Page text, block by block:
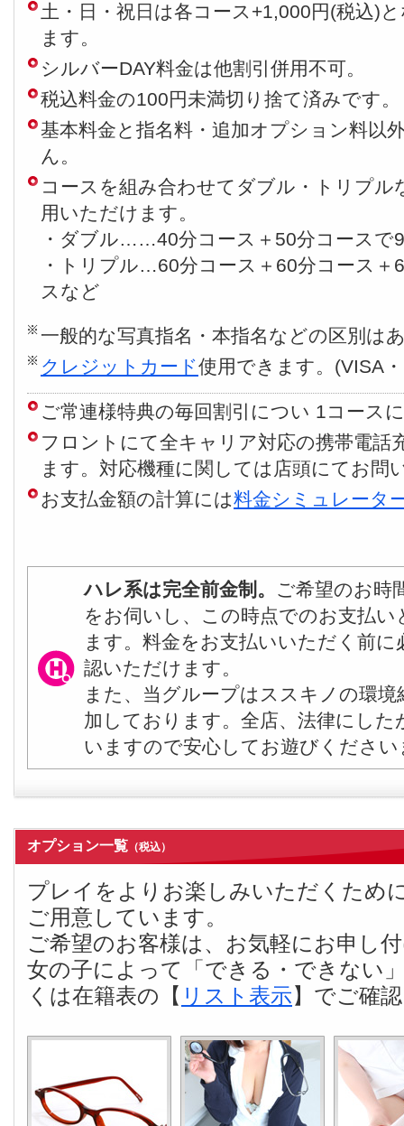
土・日・祝日は各コース+1,000円(税込)
ます。
シルバーDAY料金は他割引併用不可。
税込料金の100円未満切り捨て済みです。
基本料金と指名料・追加オプション料以
ん。
コースを組み合わせてダブル・トリプル
用いただけます。
・ダブル……40分コース＋50分コースで
・トリプル…60分コース＋60分コース＋
スなど
一般的な写真指名・本指名などの区別は
クレジットカード使用できます。(VISA
ご常連様特典の毎回割引につい 1コース
フロントにて全キャリア対応の携帯電話
ます。対応機種に関しては店頭にてお問
お支払金額の計算には料金シミュレータ
ハレ系は完全前金制。 ご希望のお時
をお伺いし、この時点でのお支払
ます。料金をお支払いいただく前
認いただけます。
また、当グループはススキノの環
加しております。全店、法律にし
いますので安心してお遊びください
オプション一覧 （税込）
プレイをよりお楽しみいただくため
ご用意しています。
ご希望のお客様は、お気軽にお申し
女の子によって「できる・できない
くは在籍表の【 リスト表示】でご確